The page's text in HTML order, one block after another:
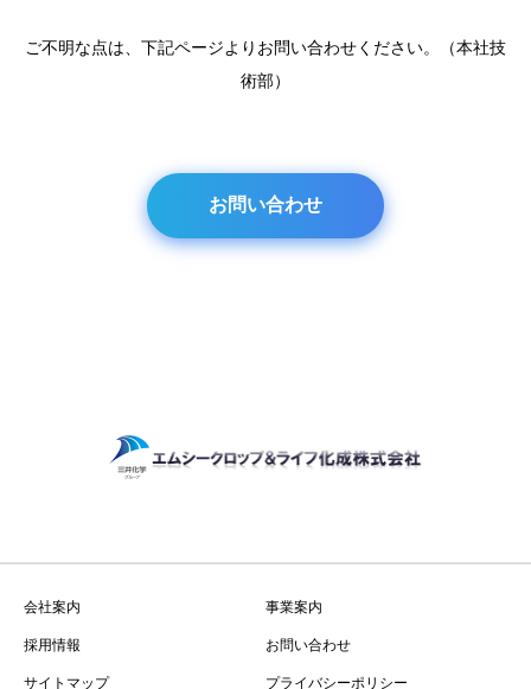
ご不明な点は、下記ページよりお問い合わせください。（本社技
術部）
お問い合わせ
会社案内 事業案内
採用情報 お問い合わせ
サイトマップ プライバシーポリシー